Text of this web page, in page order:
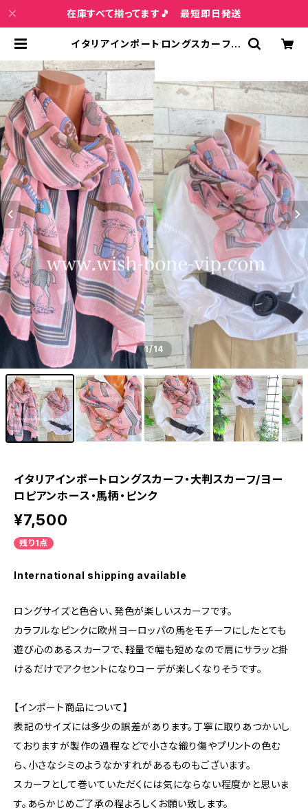
在庫すべて揃ってます🎵 最短即日発送
イタリアインポートロングスカーフ・
柄・ピンク | インポートファッション＆
ジュエリー Wish Bone VIP
1/14
イタリアインポートロングスカーフ・大判スカーフ/ヨー
ロピアンホース・馬柄・ピンク
¥7,500
残り1点
International shipping available
ロングサイズと色合い、発色が楽しいスカーフです。
カラフルなピンクに欧州ヨーロッパの馬をモチーフにしたとても
遊び心のあるスカーフで、軽量で幅も短めなので肩にサラッと掛
けるだけでアクセントになりコーデが楽しくなりそうです。
【インポート商品について】
表記のサイズには多少の誤差があります。丁寧に取りあつかいし
ておりますが製作の過程などで小さな織り傷やプリントの色む
ら、小さなシミのようなかすれがあるものもございます。
スカーフとして巻いていただくには気にならない程度かと思いま
す。あらかじめご了承の程よろしくお願い致します。